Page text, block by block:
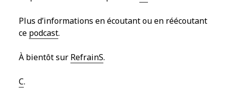
Plus d’informations en écoutant ou en réécoutant
ce podcast.
À bientôt sur RefrainS.
C.